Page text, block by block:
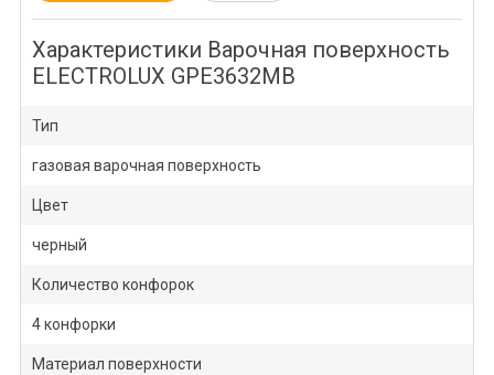
Характеристики Варочная поверхность
ELECTROLUX GPE3632MB
Тип
газовая варочная поверхность
Цвет
черный
Количество конфорок
4 конфорки
Материал поверхности